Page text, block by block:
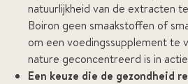
natuurlijkheid van de extracten
Boiron geen smaakstoffen of
om een voedingssupplement te
nature geconcentreerd is in
Een keuze die de gezondheid